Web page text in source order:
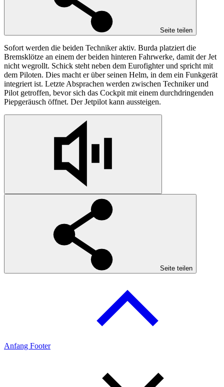
Seite teilen
Sofort werden die beiden Techniker aktiv. Burda platziert die
Bremsklötze an einem der beiden hinteren Fahrwerke, damit der Jet
nicht wegrollt. Schick steht neben dem Eurofighter und spricht mit
dem Piloten. Dies macht er über seinen Helm, in dem ein Funkgerät
integriert ist. Letzte Absprachen werden zwischen Techniker und
Pilot getroffen, bevor sich das Cockpit mit einem durchdringenden
Piepgeräusch öffnet. Der Jetpilot kann aussteigen.
Seite teilen
Anfang Footer